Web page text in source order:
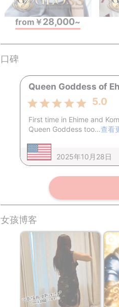
from ￥ 28,000~
口碑
Queen Goddess of
5.0
First time in Ehime and
Queen Goddess too…查看
2025年10月28日
女孩博客